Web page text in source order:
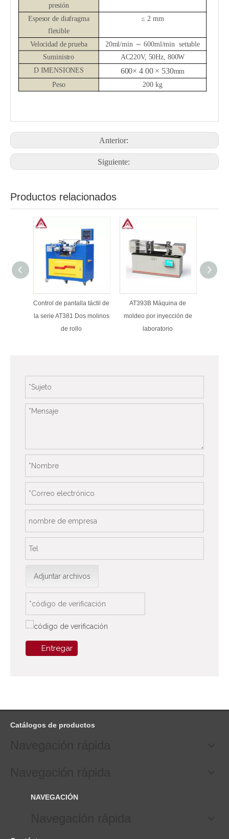
presión
Espesor de diafragma
flexible
≤ 2 mm
Velocidad de prueba 20ml/min ～600ml/min settable
Suministro AC220V, 50Hz, 800W
D IMENSIONES 600× 4 00 × 530mm
Peso
200 kg
Anterior:
Siguiente:
Productos relacionados
Control de pantalla táctil de
la serie AT381 Dos molinos
de rollo
AT393B Máquina de
moldeo por inyección de
laboratorio
Adjuntar archivos
Entregar
Catálogos de productos
NAVEGACIÓN